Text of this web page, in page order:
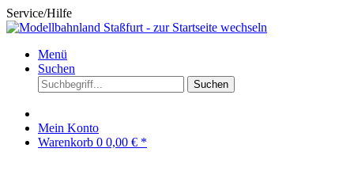
Service/Hilfe
Menü
Suchen
Suchen
Mein Konto
Warenkorb 0 0,00 € *